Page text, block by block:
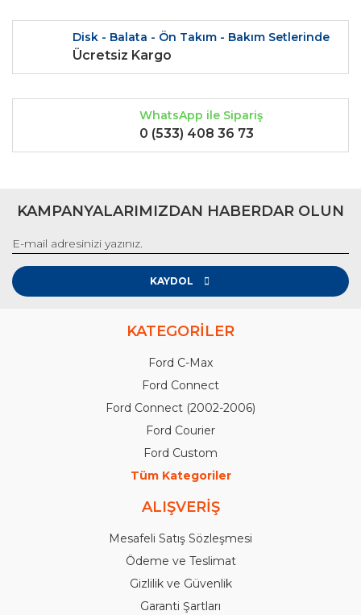
Gönder
Disk - Balata - Ön Takım - Bakım Setlerinde
Ücretsiz Kargo
WhatsApp ile Sipariş
0 (533) 408 36 73
KAMPANYALARIMIZDAN HABERDAR OLUN
KAYDOL
KATEGORİLER
Ford C-Max
Ford Connect
Ford Connect (2002-2006)
Ford Courier
Ford Custom
Tüm Kategoriler
ALIŞVERİŞ
Mesafeli Satış Sözleşmesi
Ödeme ve Teslimat
Gizlilik ve Güvenlik
Garanti Şartları